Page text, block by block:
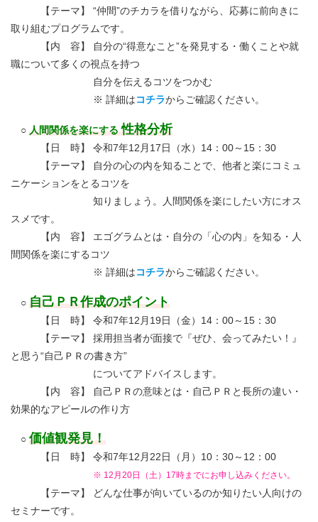
【テーマ】 “仲間”のチカラを借りながら、応募に前向きに
取り組むプログラムです。
【内 容】 自分の“得意なこと”を発見する・働くことや就
職について多くの視点を持つ
自分を伝えるコツをつかむ
※ 詳細はコチラからご確認ください。
○ 人間関係を楽にする 性格分析
【日 時】 令和7年12月17日（水）14：00～15：30
【テーマ】 自分の心の内を知ることで、他者と楽にコミュ
ニケーションをとるコツを
知りましょう。人間関係を楽にしたい方にオス
スメです。
【内 容】 エゴグラムとは・自分の「心の内」を知る・人
間関係を楽にするコツ
※ 詳細はコチラからご確認ください。
○ 自己ＰＲ作成のポイント
【日 時】 令和7年12月19日（金）14：00～15：30
【テーマ】 採用担当者が面接で『ぜひ、会ってみたい！』
と思う“自己ＰＲの書き方”
についてアドバイスします。
【内 容】 自己ＰＲの意味とは・自己ＰＲと長所の違い・
効果的なアピールの作り方
○ 価値観発見！
【日 時】 令和7年12月22日（月）10：30～12：00
※ 12月20日（土）17時までにお申し込みください。
【テーマ】 どんな仕事が向いているのか知りたい人向けの
セミナーです。